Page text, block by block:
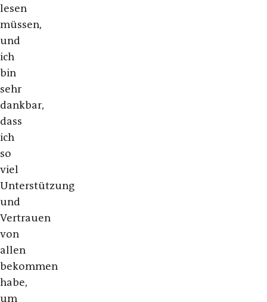
lesen
müssen,
und
ich
bin
sehr
dankbar,
dass
ich
so
viel
Unterstützung
und
Vertrauen
von
allen
bekommen
habe,
um